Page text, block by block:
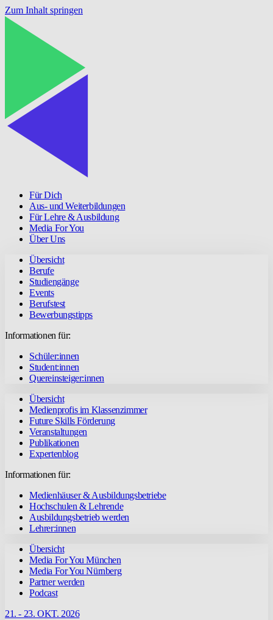
Zum Inhalt springen
Für Dich
Aus- und Weiterbildungen
Für Lehre & Ausbildung
Media For You
Über Uns
Übersicht
Berufe
Studiengänge
Events
Berufstest
Bewerbungstipps
Informationen für:
Schüler:innen
Student:innen
Quereinsteiger:innen
Übersicht
Medienprofis im Klassenzimmer
Future Skills Förderung
Veranstaltungen
Publikationen
Expertenblog
Informationen für:
Medienhäuser & Ausbildungsbetriebe
Hochschulen & Lehrende
Ausbildungsbetrieb werden
Lehrer:innen
Übersicht
Media For You München
Media For You Nürnberg
Partner werden
Podcast
21. - 23. OKT. 2026